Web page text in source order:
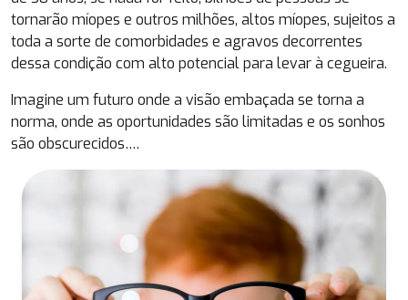
tornarão míopes e outros milhões, altos míopes, sujeitos a
toda a sorte de comorbidades e agravos decorrentes
dessa condição com alto potencial para levar à cegueira.
Imagine um futuro onde a visão embaçada se torna a
norma, onde as oportunidades são limitadas e os sonhos
são obscurecidos….